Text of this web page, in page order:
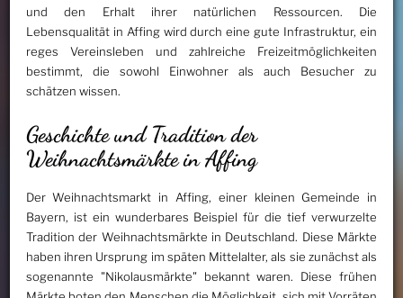
und den Erhalt ihrer natürlichen Ressourcen. Die
Lebensqualität in Affing wird durch eine gute Infrastruktur, ein
reges Vereinsleben und zahlreiche Freizeitmöglichkeiten
bestimmt, die sowohl Einwohner als auch Besucher zu
schätzen wissen.
Geschichte und Tradition der
Weihnachtsmärkte in Affing
Der Weihnachtsmarkt in Affing, einer kleinen Gemeinde in
Bayern, ist ein wunderbares Beispiel für die tief verwurzelte
Tradition der Weihnachtsmärkte in Deutschland. Diese Märkte
haben ihren Ursprung im späten Mittelalter, als sie zunächst als
sogenannte "Nikolausmärkte" bekannt waren. Diese frühen